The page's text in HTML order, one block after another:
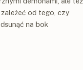
od tego, czy
na bok